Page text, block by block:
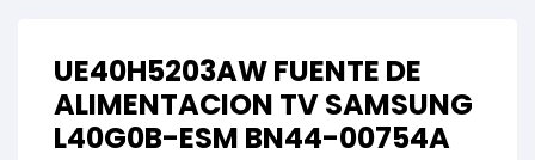
UE40H5203AW FUENTE DE
ALIMENTACION TV SAMSUNG
L40G0B-ESM BN44-00754A